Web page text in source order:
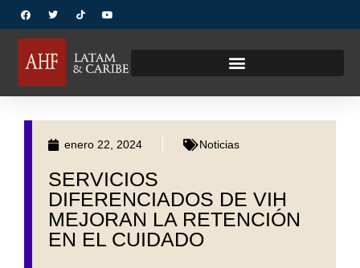
enero 22, 2024 Noticias
SERVICIOS
DIFERENCIADOS DE VIH
MEJORAN LA RETENCIÓN
EN EL CUIDADO